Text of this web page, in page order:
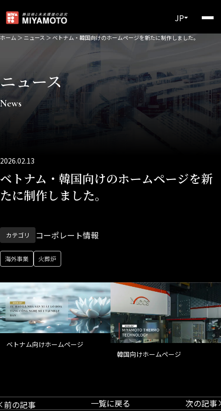
JP
ホーム ＞ ニュース ＞ベトナム・韓国向けのホームページを新たに制作しました。
ニュース
News
2026.02.13
ベトナム・韓国向けのホームページを新
たに制作しました。
カテゴリ コーポレート情報
海外事業 火葬炉
ベトナム向けホームページ
韓国向けホームページ
前の記事 一覧に戻る 次の記事